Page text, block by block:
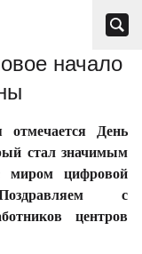
начало
День
стал значимым
миром цифровой
с
центров